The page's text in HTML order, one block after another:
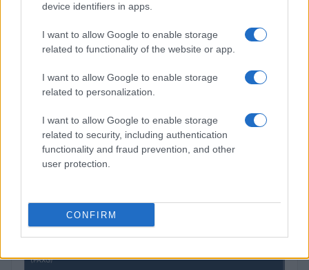
device identifiers in apps.
I want to allow Google to enable storage
related to functionality of the website or app.
I want to allow Google to enable storage
related to personalization.
I want to allow Google to enable storage
related to security, including authentication
functionality and fraud prevention, and other
user protection.
CONFIRM
Petrolio in calo: Brent a 88.9 dollari, ribassi diffusi tra le
materie prime
QUOTAZIONI CRYPTO
(PAXG)
$4,187.30